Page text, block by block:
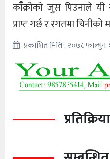
काँँक्रोको जुस पिउनाले
प्राप्त गर्छ र रगतमा चिनीको
प्रकाशित मिति : २०७८